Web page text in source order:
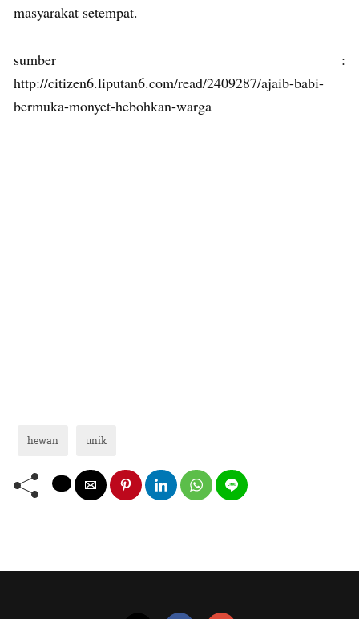
masyarakat setempat.
sumber :
http://citizen6.liputan6.com/read/2409287/ajaib-babi-
bermuka-monyet-hebohkan-warga
hewan unik